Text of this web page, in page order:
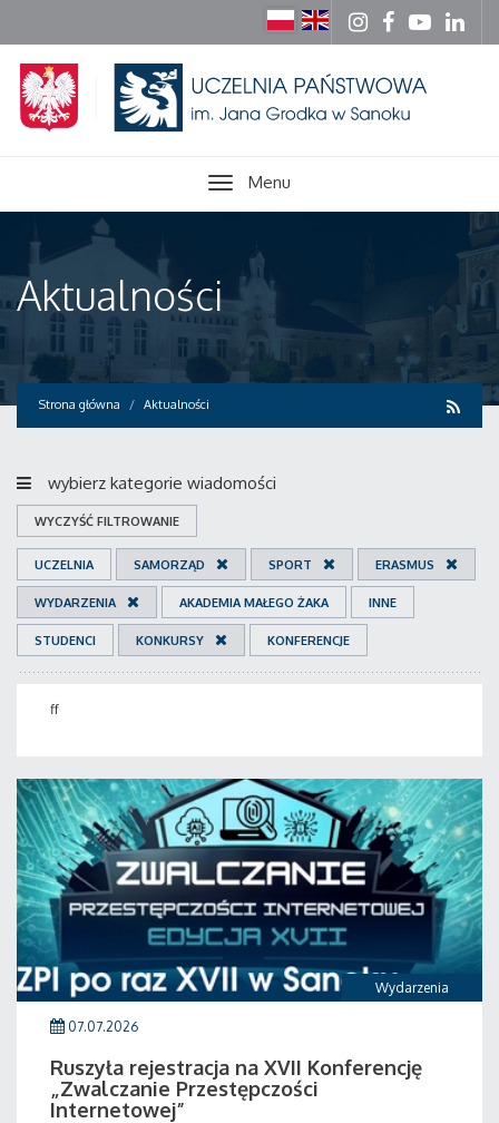
Menu
Aktualności
Strona główna Aktualności
wybierz kategorie wiadomości
WYCZYŚĆ FILTROWANIE
UCZELNIA SAMORZĄD SPORT ERASMUS
WYDARZENIA AKADEMIA MAŁEGO ŻAKA INNE
STUDENCI KONKURSY KONFERENCJE
ff
Wydarzenia
07.07.2026
Ruszyła rejestracja na XVII Konferencję
„Zwalczanie Przestępczości
Internetowej”